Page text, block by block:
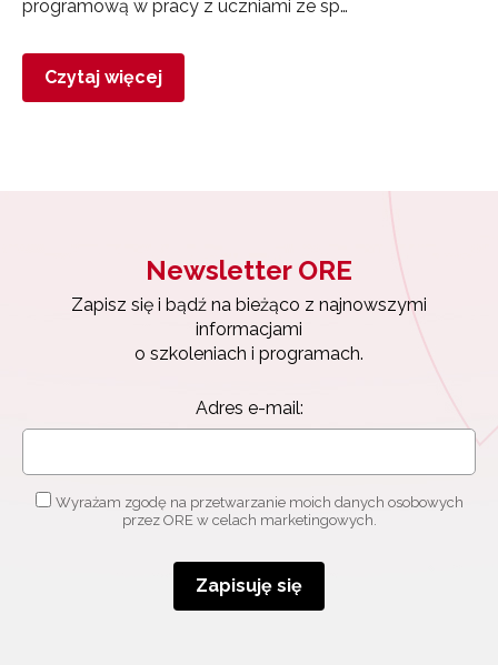
programową w pracy z uczniami ze sp…
Czytaj więcej
Newsletter ORE
Zapisz się i bądź na bieżąco z najnowszymi
informacjami
o szkoleniach i programach.
Adres e-mail:
Wyrażam zgodę na przetwarzanie moich danych osobowych
przez ORE w celach marketingowych.
Zapisuję się